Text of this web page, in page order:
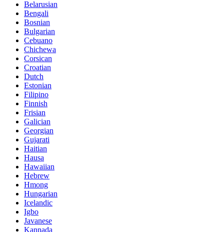
Belarusian
Bengali
Bosnian
Bulgarian
Cebuano
Chichewa
Corsican
Croatian
Dutch
Estonian
Filipino
Finnish
Frisian
Galician
Georgian
Gujarati
Haitian
Hausa
Hawaiian
Hebrew
Hmong
Hungarian
Icelandic
Igbo
Javanese
Kannada